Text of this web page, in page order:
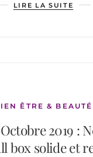
LIRE LA SUITE
ÊTRE & BEAUTÉ
2019 :
box solide et